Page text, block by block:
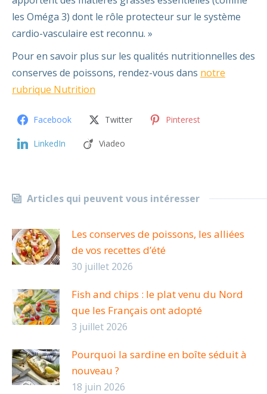
les Oméga 3) dont le rôle protecteur sur le système
cardio-vasculaire est reconnu. »
Pour en savoir plus sur les qualités nutritionnelles des
conserves de poissons, rendez-vous dans notre
rubrique Nutrition
Facebook Twitter Pinterest
LinkedIn Viadeo
Articles qui peuvent vous intéresser
Les conserves de poissons, les alliées
de vos recettes d’été
30 juillet 2026
Fish and chips : le plat venu du Nord
que les Français ont adopté
3 juillet 2026
Pourquoi la sardine en boîte séduit à
nouveau ?
18 juin 2026